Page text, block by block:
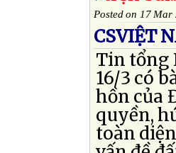
Posted on 17 Mar
CSVIỆT
Tin tổng
16/3 có
hồn của
quyền,
toàn